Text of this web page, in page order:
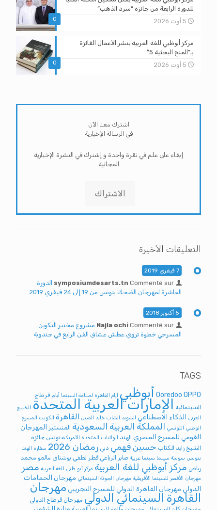
0
للدورة الرابعة من جائزة “سرد الذهب”
5 أوت 2026
0
مركز أبوظبي للغة العربية ينشر الأعمال الفائزة
بـ”المنح البحثية 5″
5 أوت 2026
اشترك معنا الآن
في الرسالة الإخبارية
إبقاء على علم في نقرة واحدة و إشترك في النشرة الإخبارية
المجانية
الاشتراك
التعليقات الأخيرة
7 فيفري 2019
symposiumdesarts.tn Commenté sur
الدورة
العاشرة لمهرجان الضحك بتونس من 19 إلى 24 فيفري 2019
5 أكتوبر 2018
Najla ochi Commenté sur
مشروع مختبر التكوين
المسرحي خطوة تروي عطش عشاق الفن الرابع في جندوبة
TAGS
Ooredoo OPPO أبوظبي أيام القاهرة لصناعة السينما أيام قرطاج
السينمائية الإمارات العربية المتحدة
الخليج
العربي
الذكاء الاصطناعي السويد الشاب خالد الصين القاهرة الكويت
المسرح
الوطني التونسي
المملكة العربية السعودية المنستير
المهرجان
القومي للمسرح المصري الهند الولايات المتحدة الأمريكية تونس جائزة
الشيخ زايد للكتاب حسين فهمي دبي رمضان 2026
سفارة الهند
بتونس سوسة سينما سينما عربية صابر الرباعي قطر لطفي بوشناق مالمو محمد
رياض مركز أبوظبي للغة العربية مركز أبو ظبي للغة العربية مصر
مهرجان الأقصر للسينما الأفريقية مهرجان الجونة السينمائي مهرجان الحمامات
الدولي مهرجان القاهرة الدولي للمسرح التجريبي مهرجان
القاهرة السينمائي الدولي مهرجان قرطاج الدولي